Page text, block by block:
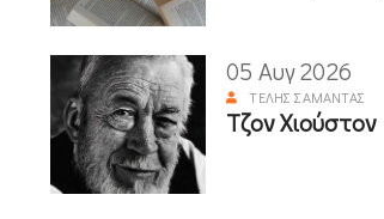
05 Αυγ 2026
ΤΈΛΗΣ ΣΑΜΑΝΤΆΣ
Τζον Χιούστον